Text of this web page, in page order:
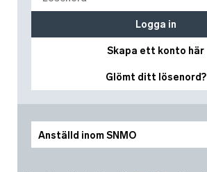
Anställd inom SNMO
Skapa ett konto här
Glömt ditt lösenord?
Logga in